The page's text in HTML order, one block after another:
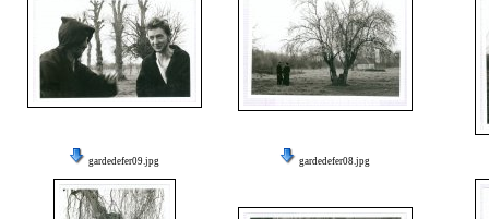
gardedefer09.jpg gardedefer08.jpg